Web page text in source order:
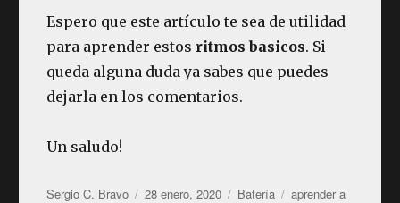
Espero que este artículo te sea de utilidad
para aprender estos ritmos basicos. Si
queda alguna duda ya sabes que puedes
dejarla en los comentarios.
Un saludo!
Autor
Sergio C. Bravo
Publicado
28 enero, 2020 Categorías
Batería Etiquetas
aprender a